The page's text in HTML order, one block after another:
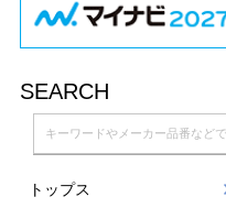
SEARCH
トップス